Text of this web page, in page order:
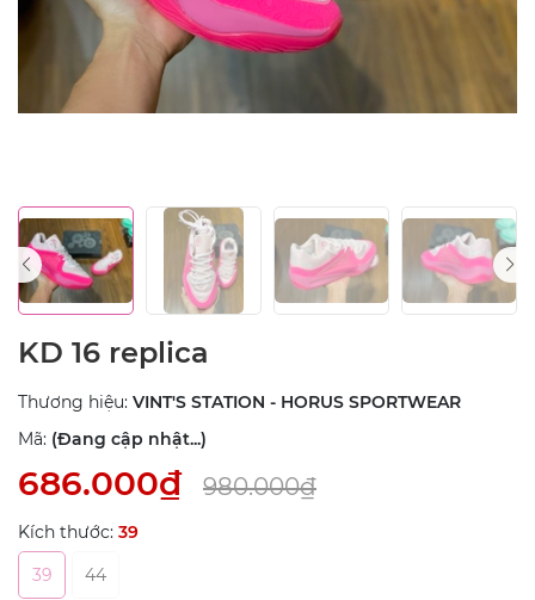
KD 16 replica
Thương hiệu: VINT'S STATION - HORUS SPORTWEAR
Mã: (Đang cập nhật...)
686.000₫ 980.000₫
Kích thước: 39
39
44